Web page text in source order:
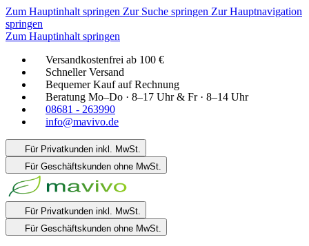
Zum Hauptinhalt springen Zur Suche springen Zur Hauptnavigation
springen
Zum Hauptinhalt springen
Versandkostenfrei ab 100 €
Schneller Versand
Bequemer Kauf auf Rechnung
Beratung Mo–Do · 8–17 Uhr & Fr · 8–14 Uhr
08681 - 263990
info@mavivo.de
Für Privatkunden inkl. MwSt.
Für Geschäftskunden ohne MwSt.
Für Privatkunden inkl. MwSt.
Für Geschäftskunden ohne MwSt.